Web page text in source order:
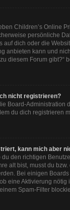
Children’s Online
persönliche
auf dich oder die
anbieten kann und
diesem Forum gibt?“
nicht registrieren?
Board-
du dich registrieren
kann mich aber
du den richtigen
alt bist, musst du
Bei einigen
eine Aktivierung
Spam-Filter